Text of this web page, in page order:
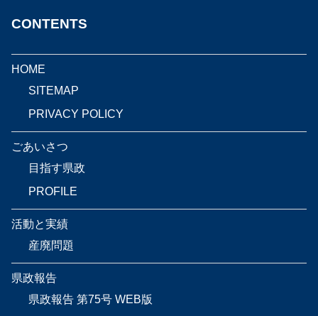
CONTENTS
HOME
SITEMAP
PRIVACY POLICY
ごあいさつ
目指す県政
PROFILE
活動と実績
産廃問題
県政報告
県政報告 第75号 WEB版